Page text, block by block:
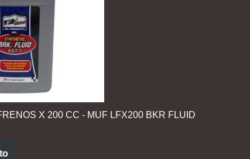
X 200 CC - MUF LFX200 BKR FLUID